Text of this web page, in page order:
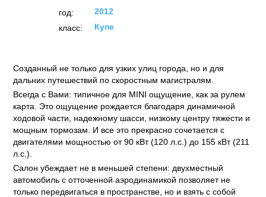
год:
2012
класс:
Купе
Созданный не только для узких улиц города, но и для
дальних путешествий по скоростным магистралям.
Всегда с Вами: типичное для MINI ощущение, как за рулем
карта. Это ощущение рождается благодаря динамичной
ходовой части, надежному шасси, низкому центру тяжести и
мощным тормозам. И все это прекрасно сочетается с
двигателями мощностью от 90 кВт (120 л.с.) до 155 кВт (211
л.с.).
Салон убеждает не в меньшей степени: двухместный
автомобиль с отточенной аэродинамикой позволяет не
только передвигаться в пространстве, но и взять с собой